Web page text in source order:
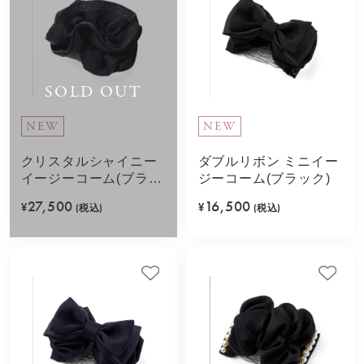
SOLD OUT
NEW
クリスタルシャイニー
イージーコーム(ブラッ
¥27,500 (税込)
NEW
ダブルリボン ミニイー
ジーコーム(ブラック)
¥ 16,500 (税込)